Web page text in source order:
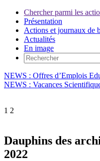
Chercher parmi les
Présentation
Actions et journaux de
Actualités
En image
NEWS : Offres d’Emplois
NEWS : Vacances
1 2
Dauphins des
2022